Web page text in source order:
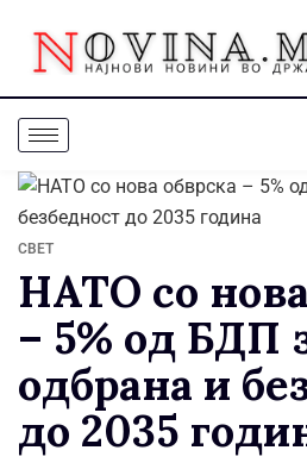
СВЕТ
НАТО со
– 5% од БДП
одбрана и
до 2035